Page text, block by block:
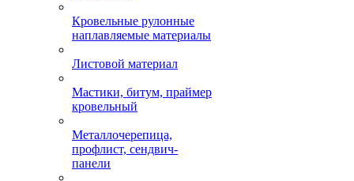
Кровельные рулонные
наплавляемые материалы
Листовой материал
Мастики, битум, праймер
кровельный
Металлочерепица,
профлист, сендвич-
панели